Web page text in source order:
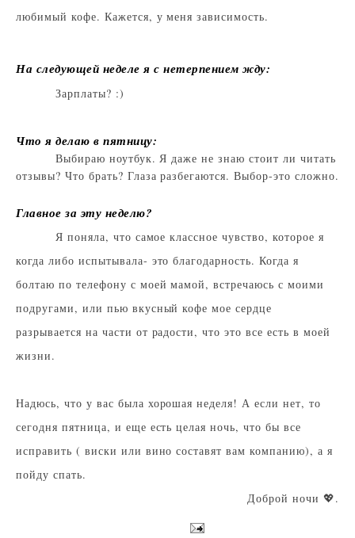
любимый кофе. Кажется, у меня зависимость.
На следующей неделе я с нетерпением жду:
Зарплаты? :)
Что я делаю в пятницу:
Выбираю ноутбук. Я даже не знаю стоит ли читать
отзывы? Что брать? Глаза разбегаются. Выбор-это сложно.
Главное за эту неделю?
Я поняла, что самое классное чувство, которое я
когда либо испытывала- это благодарность. Когда я
болтаю по телефону с моей мамой, встречаюсь с моими
подругами, или пью вкусный кофе мое сердце
разрывается на части от радости, что это все есть в моей
жизни.
Надюсь, что у вас была хорошая неделя! А если нет, то
сегодня пятница, и еще есть целая ночь, что бы все
исправить ( виски или вино составят вам компанию), а я
пойду спать.
Доброй ночи 💖.